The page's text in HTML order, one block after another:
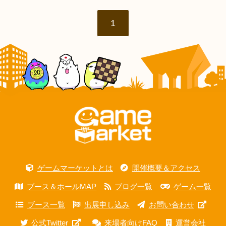
1
ゲームマーケットとは 開催概要＆アクセス
ブース＆ホールMAP ブログ一覧 ゲーム一覧
ブース一覧 出展申し込み お問い合わせ
公式Twitter 来場者向けFAQ 運営会社